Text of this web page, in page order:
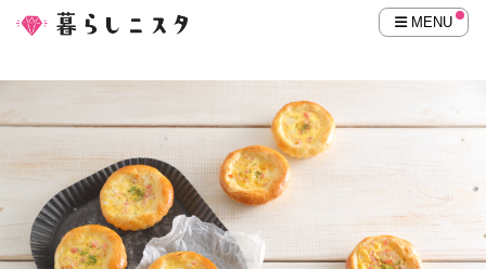
MENU